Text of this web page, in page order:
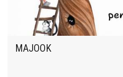
MAJOOK